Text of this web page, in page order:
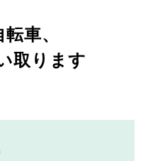
車、
取ります